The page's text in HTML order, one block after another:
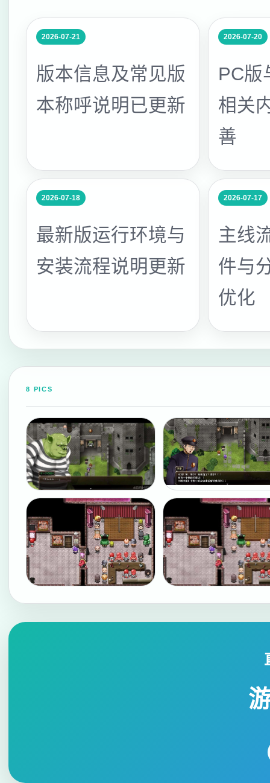
2026-07-21
版本信息及常见版
本称呼说明已更新
2026-07-20
PC版
相关
善
2026-07-18
最新版运行环境与
安装流程说明更新
2026-07-17
主线
件与
优化
8 PICS